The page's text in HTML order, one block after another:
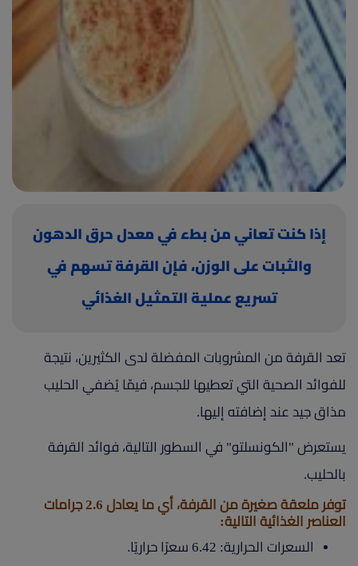
أعلن معنا
إذا كنت تعاني من بطء في معدل حرق الدهون
والثبات على الوزن، فإن القرفة تسهم في
تسريع عملية التمثيل الغذائي
تعد القرفة من المشروبات المفضلة لدى الكثيرين، نتيجة
للفوائد الصحية التي تعطيها للجسم، فيمّا يُضفي الحليب
مذاق جيد عند إضافته إليها.
يستعرض "الكونسلتو" في السطور التالية، فوائد القرفة
بالحليب.
توفر ملعقة صغيرة من القرفة، أي ما يعادل 2.6 جرامات
العناصر الغذائية التالية:
السعرات الحرارية: 6.42 سعرًا حراريًا.